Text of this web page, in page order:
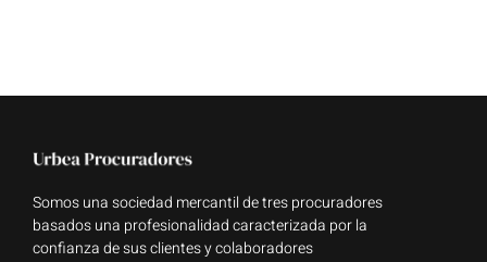
Somos una sociedad mercantil de tres procuradores
basados una profesionalidad caracterizada por la
confianza de sus clientes y colaboradores